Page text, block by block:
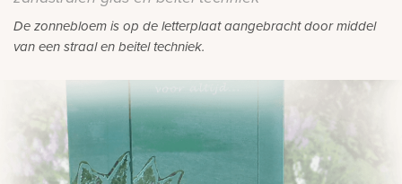
De zonnebloem is op de letterplaat aangebracht door middel
van een straal en beitel techniek.